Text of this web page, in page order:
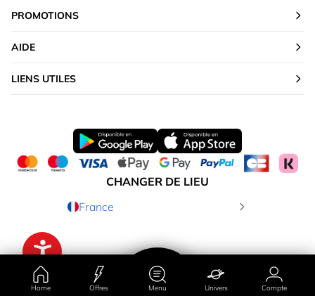
Home Offres Menu Univers Compte
PROMOTIONS
AIDE
LIENS UTILES
CHANGER DE LIEU
France